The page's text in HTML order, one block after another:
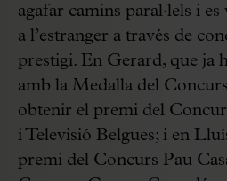
agafar camins paral·lels i
a l’estranger a través de
prestigi. En Gerard, que ja
amb la Medalla del
obtenir el premi del
i Televisió Belgues; i en
premi del Concurs Pau